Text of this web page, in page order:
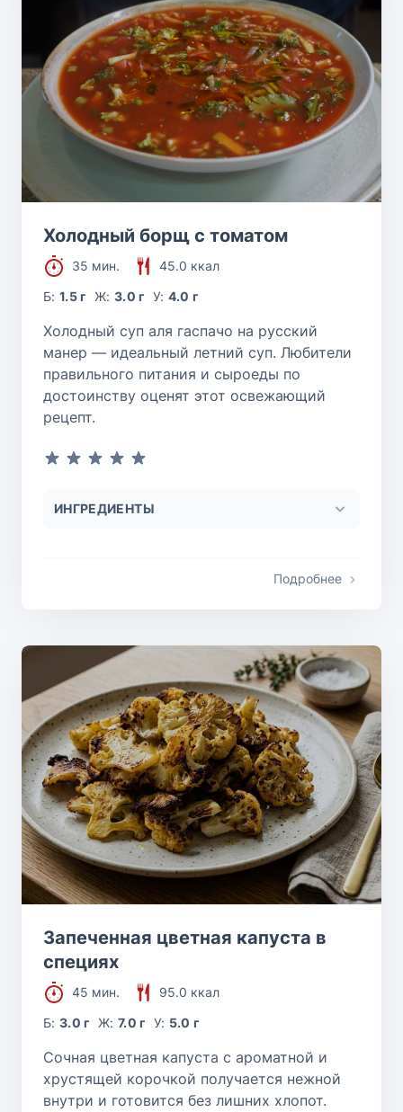
Холодный борщ с томатом
35 мин.
45.0 ккал
Б:1.5 г Ж: 3.0 г У: 4.0 г
Холодный суп аля гаспачо на русский
манер — идеальный летний суп. Любители
правильного питания и сыроеды по
достоинству оценят этот освежающий
рецепт.
ИНГРЕДИЕНТЫ
Подробнее
Запеченная цветная капуста в
специях
45 мин.
95.0 ккал
Б:3.0 г Ж: 7.0 г У: 5.0 г
Сочная цветная капуста с ароматной и
хрустящей корочкой получается нежной
внутри и готовится без лишних хлопот.